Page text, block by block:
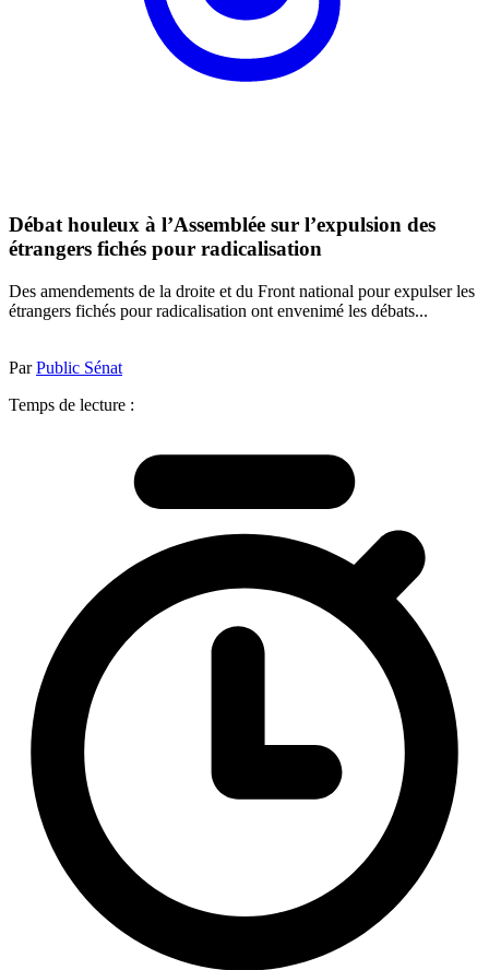
Débat houleux à l’Assemblée sur l’expulsion des
étrangers fichés pour radicalisation
Des amendements de la droite et du Front national pour expulser les
étrangers fichés pour radicalisation ont envenimé les débats...
ParPublic Sénat
Temps de lecture :